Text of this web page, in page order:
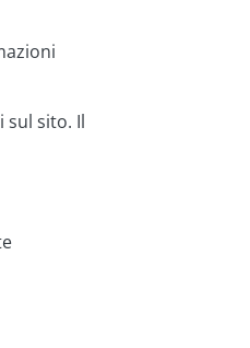
sito. Il